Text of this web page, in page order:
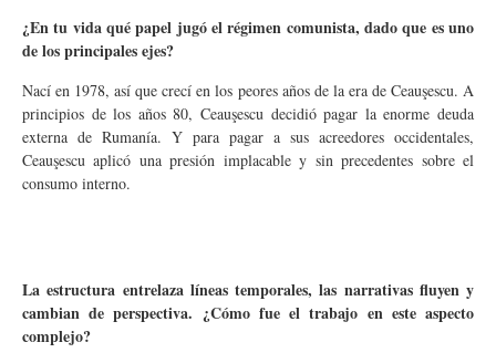
¿En tu vida qué papel jugó el régimen comunista, dado que es uno
de los principales ejes?
Nací en 1978, así que crecí en los peores años de la era de Ceauşescu. A
principios de los años 80, Ceauşescu decidió pagar la enorme deuda
externa de Rumanía. Y para pagar a sus acreedores occidentales,
Ceauşescu aplicó una presión implacable y sin precedentes sobre el
consumo interno.
La estructura entrelaza líneas temporales, las narrativas fluyen y
cambian de perspectiva. ¿Cómo fue el trabajo en este aspecto
complejo?